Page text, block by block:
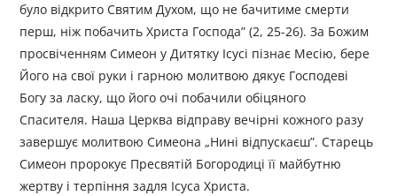
було відкрито Святим Духом, що не бачитиме смерти
перш, ніж побачить Христа Господа” (2, 25-26). За Божим
просвіченням Симеон у Дитятку Ісусі пізнає Месію, бере
Його на свої руки і гарною молитвою дякує Господеві
Богу за ласку, що його очі побачили обіцяного
Спасителя. Наша Церква відправу вечірні кожного разу
завершує молитвою Симеона „Нині відпускаєш”. Старець
Симеон пророкує Пресвятій Богородиці її майбутню
жертву і терпіння задля Ісуса Христа.